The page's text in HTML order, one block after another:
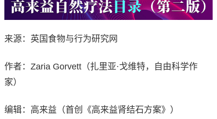
来源：英国食物与行为研究网
作者：Zaria Gorvett（扎里亚·戈维特，自由科学作
家）
编辑：高来益（首创《高来益肾结石方案》）